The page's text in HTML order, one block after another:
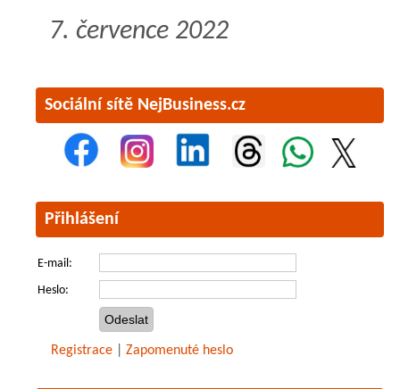
7. července 2022
Sociální sítě NejBusiness.cz
Přihlášení
E-mail:
Heslo:
Registrace Zapomenuté heslo